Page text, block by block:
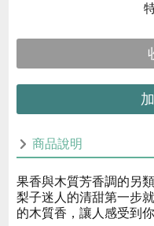
商品說明
果香與木質芳香調的另
梨子迷人的清甜第一步
的木質香，讓人感受到